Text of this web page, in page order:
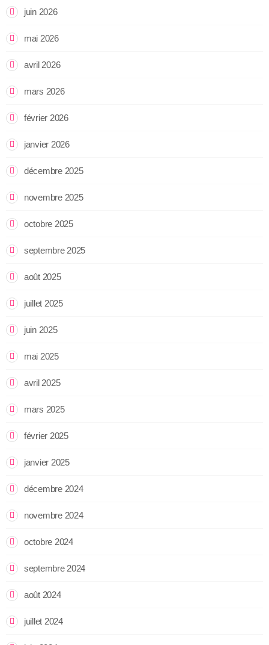
juin 2026
mai 2026
avril 2026
mars 2026
février 2026
janvier 2026
décembre 2025
novembre 2025
octobre 2025
septembre 2025
août 2025
juillet 2025
juin 2025
mai 2025
avril 2025
mars 2025
février 2025
janvier 2025
décembre 2024
novembre 2024
octobre 2024
septembre 2024
août 2024
juillet 2024